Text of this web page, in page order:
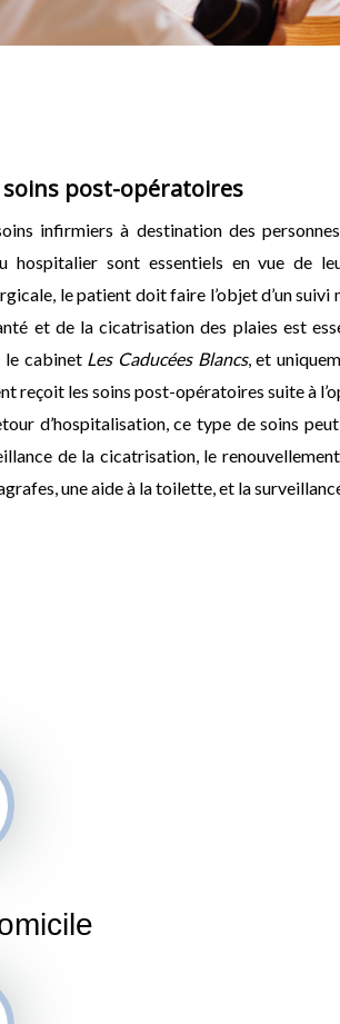
soins post-opératoires
infirmiers à destination des
hospitalier sont essentiels en vue de
le patient doit faire l’objet d’un
et de la cicatrisation des plaies est
le cabinet Les Caducées Blancs, et
reçoit les soins post-opératoires suite à
d’hospitalisation, ce type de soins
de la cicatrisation, le
une aide à la toilette, et la